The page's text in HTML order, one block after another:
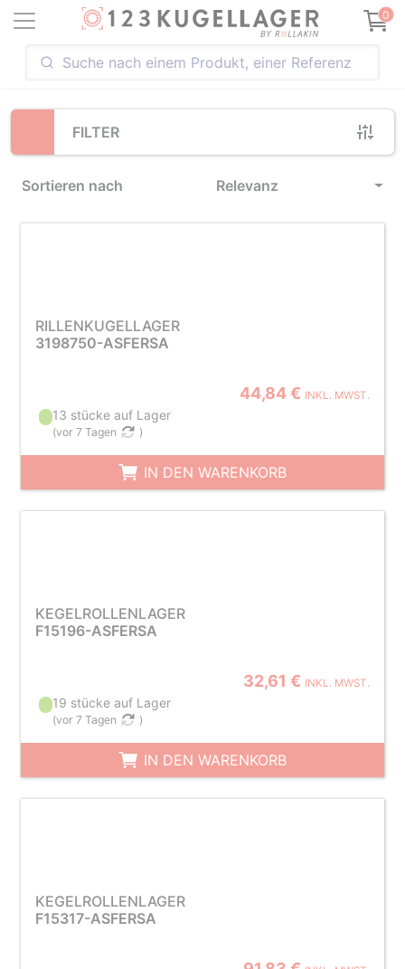
0
FILTER
Sortieren nach Relevanz
Loading...
RILLENKUGELLAGER
3198750-ASFERSA
44,84 € INKL. MWST.
13 stücke auf Lager
(vor 7 Tagen )
IN DEN WARENKORB
KEGELROLLENLAGER
F15196-ASFERSA
32,61 € INKL. MWST.
19 stücke auf Lager
(vor 7 Tagen )
IN DEN WARENKORB
KEGELROLLENLAGER
F15317-ASFERSA